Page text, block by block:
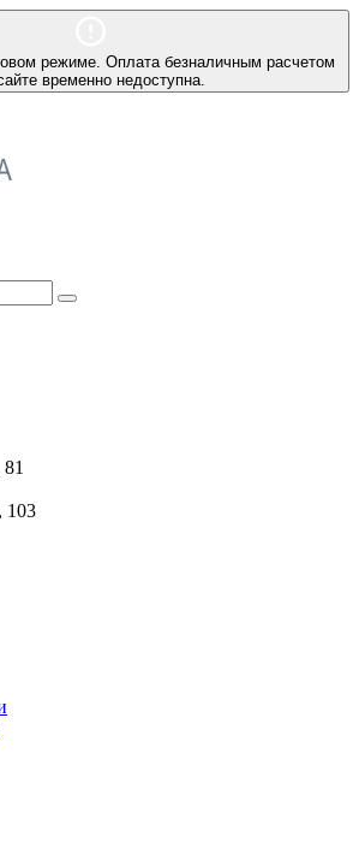
режиме. Оплата безналичным расчетом
временно недоступна.
103